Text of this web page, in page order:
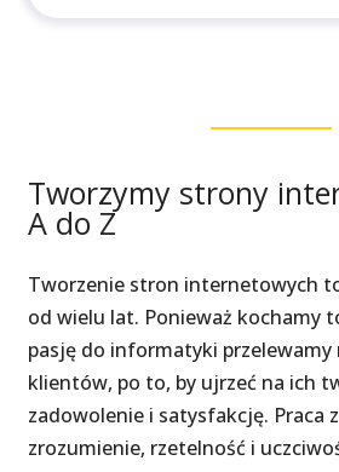
Tworzymy strony
A do Z
Tworzenie stron internetowych
od wielu lat. Ponieważ kochamy
pasję do informatyki
klientów, po to, by ujrzeć na ich
zadowolenie i satysfakcję. Praca
zrozumienie, rzetelność i